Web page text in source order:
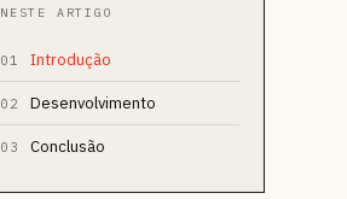
NESTE ARTIGO
01 Introdução
02 Desenvolvimento
03 Conclusão